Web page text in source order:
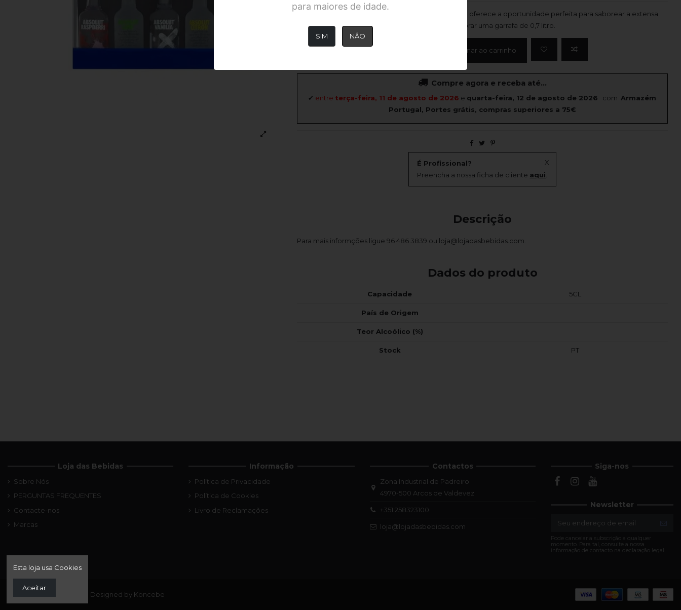
Este Miniconjunto de Vodka Absolut Mixed Flavored oferece a oportunidade perfeita para saborear a extensa
gama da destilaria sueca Absolut sem ter que comprar uma garrafa de 0,7 litro.
Adicionar ao carrinho
Compre agora e receba até...
✔ entre terça-feira, 11 de agosto de 2026 e quarta-feira, 12 de agosto de 2026 com Armazém
Portugal, Portes grátis, compras superiores a 75€
É Profissional?
Preencha a nossa ficha de cliente aqui
X
Descrição
Para mais informções ligue 96 486 3839 ou loja@lojadasbebidas.com.
Dados do produto
Capacidade 5CL
País de Origem
Teor Alcoólico (%)
Stock PT
Loja das Bebidas
Sobre Nós
PERGUNTAS FREQUENTES
Contacte-nos
Marcas
Informação
Política de Privacidade
Política de Cookies
Livro de Reclamações
Contactos
Zona Industrial de Padreiro
4970-500 Arcos de Valdevez
+351 258323100
loja@lojadasbebidas.com
para maiores de idade.
SIM NÂO
Siga-nos
Newsletter
Pode cancelar a subscrição a qualquer
momento. Para tal, consulte a nossa
informação de contacto na declaração legal.
© 2022 Loja das Bebidas. Designed by Koncebe
Esta loja usa Cookies
Aceitar